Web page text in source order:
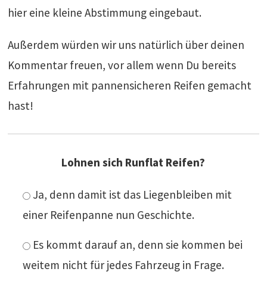
hier eine kleine Abstimmung eingebaut.
Außerdem würden wir uns natürlich über deinen
Kommentar freuen, vor allem wenn Du bereits
Erfahrungen mit pannensicheren Reifen gemacht
hast!
Lohnen sich Runflat Reifen?
Ja, denn damit ist das Liegenbleiben mit
einer Reifenpanne nun Geschichte.
Es kommt darauf an, denn sie kommen bei
weitem nicht für jedes Fahrzeug in Frage.